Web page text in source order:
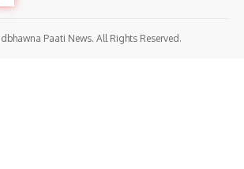
Paati News. All Rights Reserved.